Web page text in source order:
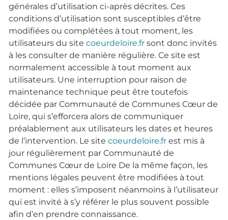
générales d’utilisation ci-après décrites. Ces
conditions d’utilisation sont susceptibles d’être
modifiées ou complétées à tout moment, les
utilisateurs du site coeurdeloire.fr sont donc invités
à les consulter de manière régulière. Ce site est
normalement accessible à tout moment aux
utilisateurs. Une interruption pour raison de
maintenance technique peut être toutefois
décidée par Communauté de Communes Cœur de
Loire, qui s’efforcera alors de communiquer
préalablement aux utilisateurs les dates et heures
de l’intervention. Le site coeurdeloire.fr est mis à
jour régulièrement par Communauté de
Communes Cœur de Loire De la même façon, les
mentions légales peuvent être modifiées à tout
moment : elles s’imposent néanmoins à l’utilisateur
qui est invité à s’y référer le plus souvent possible
afin d’en prendre connaissance.